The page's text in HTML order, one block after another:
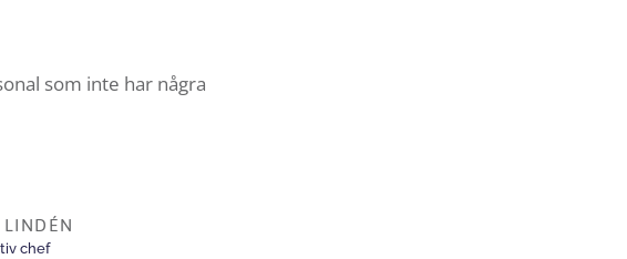
som inte har några
chef